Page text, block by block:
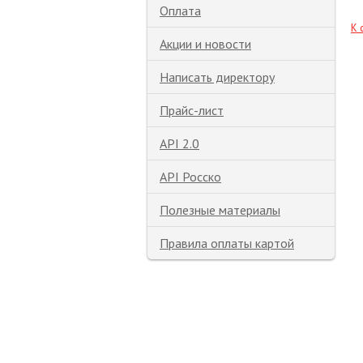
Оплата
Акции и новости
Написать директору
Прайс-лист
API 2.0
API Росско
Полезные материалы
Правила оплаты картой
К